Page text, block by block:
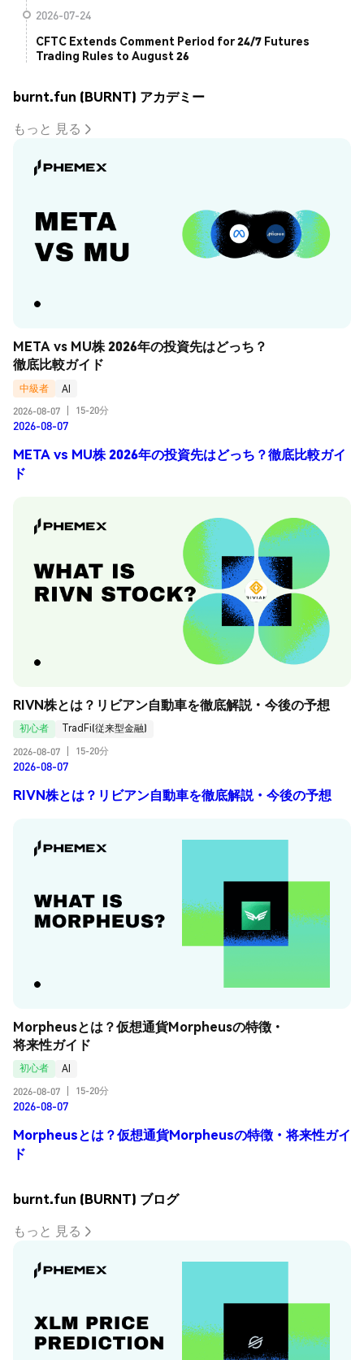
2026-07-24
CFTC Extends Comment Period for 24/7 Futures
Trading Rules to August 26
burnt.fun (BURNT) アカデミー
もっと 見る
META vs MU株 2026年の投資先はどっち？
徹底比較ガイド
中級者
AI
2026-08-07
15-20分
2026-08-07
META vs MU株 2026年の投資先はどっち？徹底比較ガイ
ド
RIVN株とは？リビアン自動車を徹底解説・今後の予想
初心者
TradFi(従来型金融)
2026-08-07
15-20分
2026-08-07
RIVN株とは？リビアン自動車を徹底解説・今後の予想
Morpheusとは？仮想通貨Morpheusの特徴・
将来性ガイド
初心者
AI
2026-08-07
15-20分
2026-08-07
Morpheusとは？仮想通貨Morpheusの特徴・将来性ガイ
ド
burnt.fun (BURNT) ブログ
もっと 見る